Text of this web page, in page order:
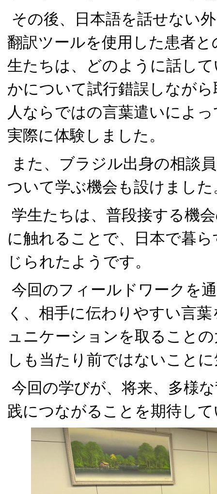
その後、日本語を話せない
翻訳ツールを使用した患者
生たちは、どのように話し
かについて試行錯誤しなが
人ならではの言葉遣いによ
実際に体験しました。
また、ブラジル出身の相談
ついて学ぶ機会も設けました
学生たちは、普段接する機
に触れることで、日本で暮
じられたようです。
今回のフィールドワークを
く、相手に伝わりやすい言
ュニケーションを取ること
しも当たり前ではないこと
今回の学びが、将来、多様
践につながることを期待し